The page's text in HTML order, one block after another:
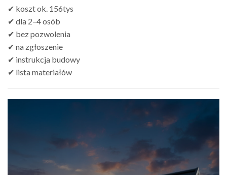
✔ koszt ok. 156tys
✔ dla 2–4 osób
✔ bez pozwolenia
✔ na zgłoszenie
✔ instrukcja budowy
✔ lista materiałów